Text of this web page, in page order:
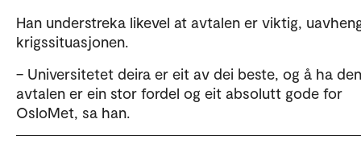
Han understreka likevel at avtalen er viktig,
krigssituasjonen.
– Universitetet deira er eit av dei beste, og å ha
avtalen er ein stor fordel og eit absolutt gode for
OsloMet, sa han.